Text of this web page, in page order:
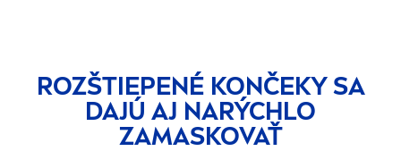
ROZŠTIEPENÉ KONČEKY SA
DAJÚ AJ NARÝCHLO
ZAMASKOVAŤ